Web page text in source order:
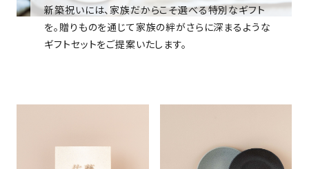
新築祝いには、家族だからこそ選べる特別なギフト
を。贈りものを通じて家族の絆がさらに深まるような
ギフトセットをご提案いたします。